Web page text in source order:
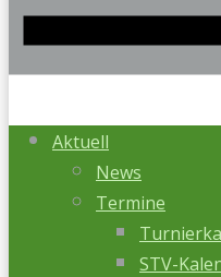
Aktuell
News
Termine
STV-